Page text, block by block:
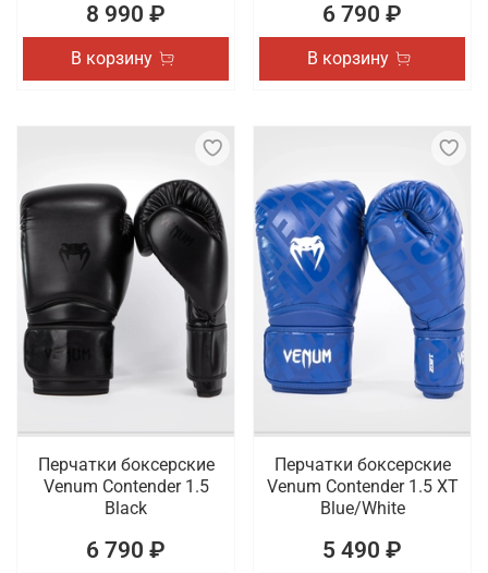
8 990 ₽
В корзину
6 790 ₽
В корзину
Перчатки боксерские
Venum Contender 1.5
Black
6 790 ₽
Перчатки боксерские
Venum Contender 1.5 XT
Blue/White
5 490 ₽